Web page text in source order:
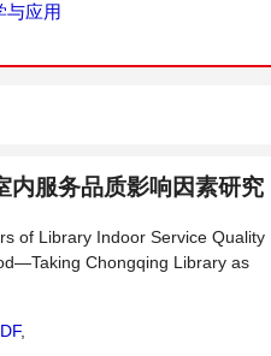
与应用
内服务品质影响因素研究
of Library Indoor Service Quality
Chongqing Library as
,